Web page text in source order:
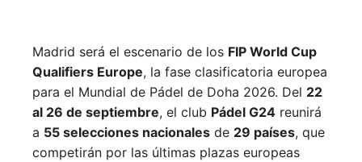
Madrid será el escenario de los FIP World Cup
Qualifiers Europe, la fase clasificatoria europea
para el Mundial de Pádel de Doha 2026. Del 22
al 26 de septiembre, el club Pádel G24 reunirá
a 55 selecciones nacionales de 29 países, que
competirán por las últimas plazas europeas